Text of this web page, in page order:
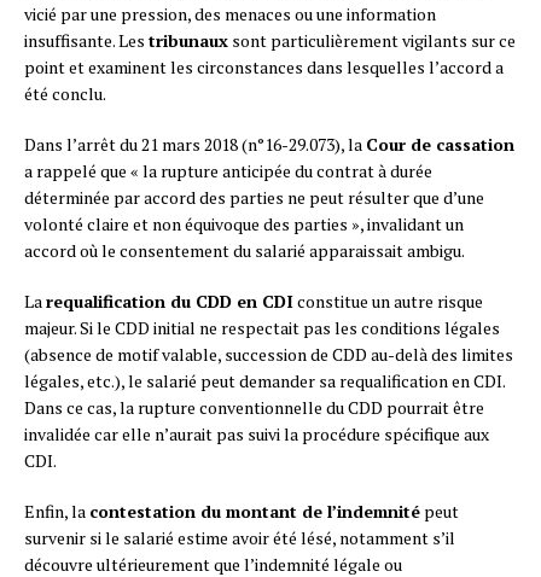
vicié par une pression, des menaces ou une information
insuffisante. Les tribunaux sont particulièrement vigilants sur ce
point et examinent les circonstances dans lesquelles l’accord a
été conclu.
Dans l’arrêt du 21 mars 2018 (n°16-29.073), la Cour de cassation
a rappelé que « la rupture anticipée du contrat à durée
déterminée par accord des parties ne peut résulter que d’une
volonté claire et non équivoque des parties », invalidant un
accord où le consentement du salarié apparaissait ambigu.
La requalification du CDD en CDIconstitue un autre risque
majeur. Si le CDD initial ne respectait pas les conditions légales
(absence de motif valable, succession de CDD au-delà des limites
légales, etc.), le salarié peut demander sa requalification en CDI.
Dans ce cas, la rupture conventionnelle du CDD pourrait être
invalidée car elle n’aurait pas suivi la procédure spécifique aux
CDI.
Enfin, la contestation du montant de l’indemnité peut
survenir si le salarié estime avoir été lésé, notamment s’il
découvre ultérieurement que l’indemnité légale ou